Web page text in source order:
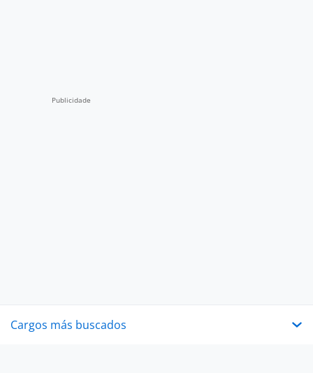
Cargos más buscados